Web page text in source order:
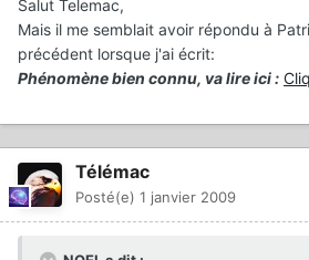
Salut Telemac,
Mais il me semblait avoir répondu à
précédent lorsque j'ai écrit:
Phénomène bien connu, va lire ici :
Télémac
Posté(e) 1 janvier 2009